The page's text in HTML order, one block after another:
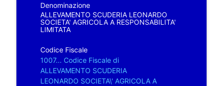
Denominazione
ALLEVAMENTO SCUDERIA LEONARDO
SOCIETA' AGRICOLA A RESPONSABILITA'
LIMITATA
Codice Fiscale
1007... Codice Fiscale di
ALLEVAMENTO SCUDERIA
LEONARDO SOCIETA\' AGRICOLA A